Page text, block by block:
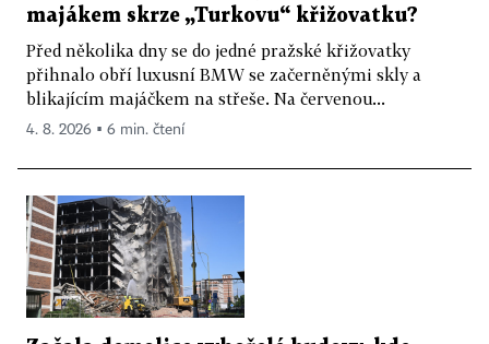
majákem skrze „Turkovu“ křižovatku?
Před několika dny se do jedné pražské křižovatky
přihnalo obří luxusní BMW se začerněnými skly a
blikajícím majáčkem na střeše. Na červenou...
4. 8. 2026 ▪ 6 min. čtení